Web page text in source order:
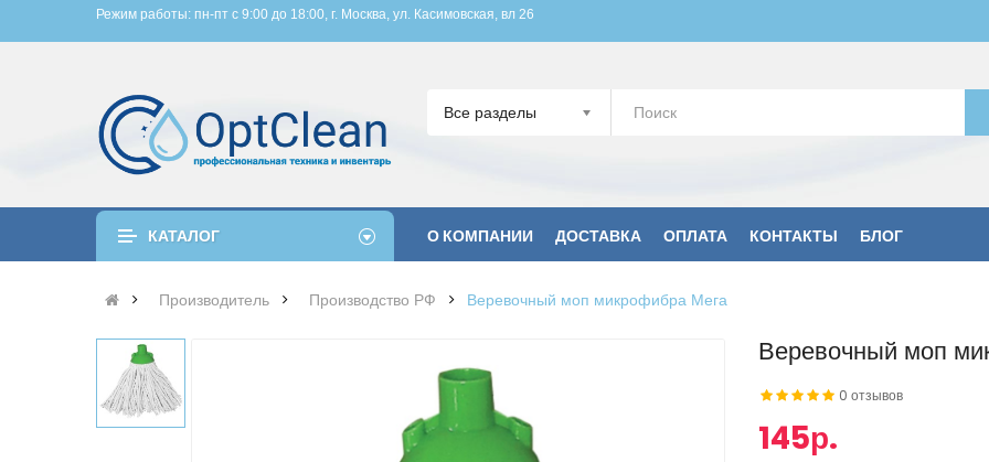
Режим работы: пн-пт с 9:00 до 18:00, г. Москва, ул. Касимовская, вл 26
Все разделы
КАТАЛОГ О КОМПАНИИ ДОСТАВКА ОПЛАТА КОНТАКТЫ БЛОГ
Производитель Производство РФ Веревочный моп микрофибра Мега
Веревочный моп
0 отзывов
145р.